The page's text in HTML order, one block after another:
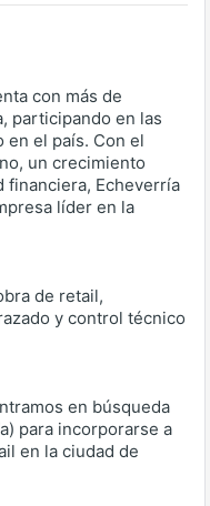
con más de
participando en las
en el país. Con el
un crecimiento
financiera, Echeverría
líder en la
de retail,
y control técnico
en búsqueda
para incorporarse a
en la ciudad de